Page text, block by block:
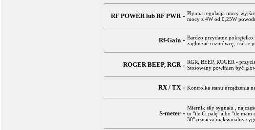
RF POWER lub RF PWR - Płynna regulacja mocy
mocy z 4W od 0,25W
Rf-Gain - Bardzo przydatne
zagłuszać rozmówcę, i takie
ROGER BEEP, RGR - RGR, BEEP, ROGER -
Stosowany powinien być
RX / TX - Kontrolka stanu urządzenia
S-meter -
Miernik siły sygnału ,
to "ile Ci palę" albo "ile mam
30" oznacza maksymalny